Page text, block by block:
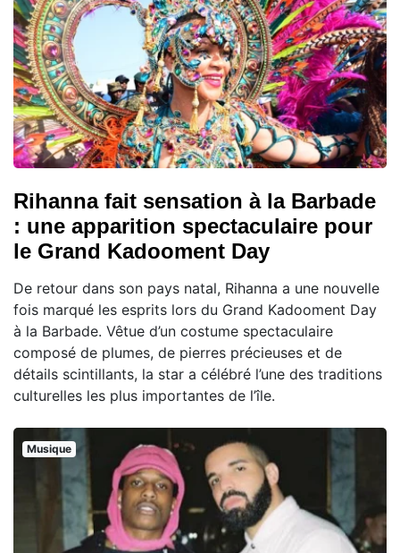
Rihanna fait sensation à la Barbade
: une apparition spectaculaire pour
le Grand Kadooment Day
De retour dans son pays natal, Rihanna a une nouvelle
fois marqué les esprits lors du Grand Kadooment Day
à la Barbade. Vêtue d’un costume spectaculaire
composé de plumes, de pierres précieuses et de
détails scintillants, la star a célébré l’une des traditions
culturelles les plus importantes de l’île.
Musique